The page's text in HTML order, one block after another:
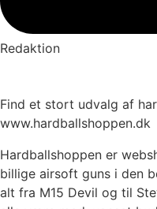
Redaktion
Find et stort udvalg af
www.hardballshoppen.dk
Hardballshoppen er
billige airsoft guns i den
alt fra M15 Devil og til